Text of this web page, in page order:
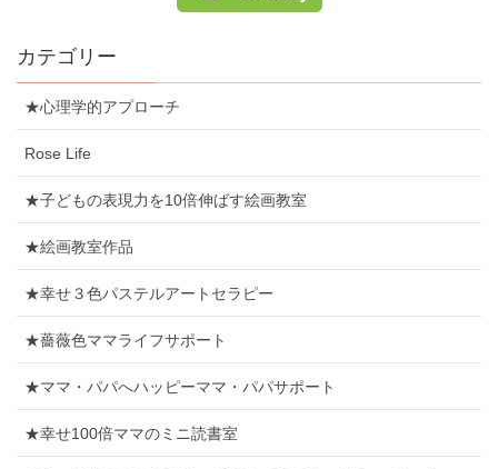
カテゴリー
★心理学的アプローチ
Rose Life
★子どもの表現力を10倍伸ばす絵画教室
★絵画教室作品
★幸せ３色パステルアートセラピー
★薔薇色ママライフサポート
★ママ・パパへハッピーママ・パパサポート
★幸せ100倍ママのミニ読書室